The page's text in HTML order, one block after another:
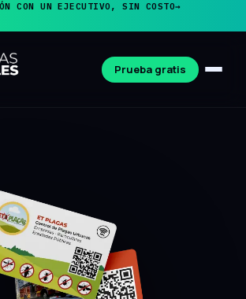
CON UN EJECUTIVO, SIN COSTO→
Prueba gratis